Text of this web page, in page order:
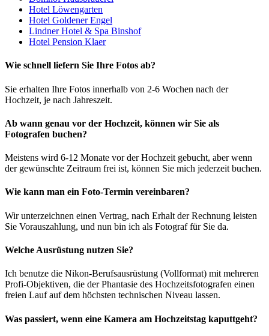
Hotel Löwengarten
Hotel Goldener Engel
Lindner Hotel & Spa Binshof
Hotel Pension Klaer
Wie schnell liefern Sie Ihre Fotos ab?
Sie erhalten Ihre Fotos innerhalb von 2-6 Wochen nach der
Hochzeit, je nach Jahreszeit.
Ab wann genau vor der Hochzeit, können wir Sie als
Fotografen buchen?
Meistens wird 6-12 Monate vor der Hochzeit gebucht, aber wenn
der gewünschte Zeitraum frei ist, können Sie mich jederzeit buchen.
Wie kann man ein Foto-Termin vereinbaren?
Wir unterzeichnen einen Vertrag, nach Erhalt der Rechnung leisten
Sie Vorauszahlung, und nun bin ich als Fotograf für Sie da.
Welche Ausrüstung nutzen Sie?
Ich benutze die Nikon-Berufsausrüstung (Vollformat) mit mehreren
Profi-Objektiven, die der Phantasie des Hochzeitsfotografen einen
freien Lauf auf dem höchsten technischen Niveau lassen.
Was passiert, wenn eine Kamera am Hochzeitstag kaputtgeht?